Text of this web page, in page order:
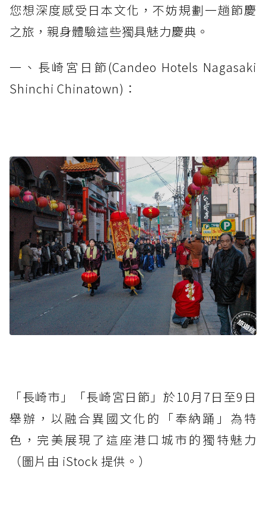
您想深度感受日本文化，不妨規劃一趟節慶
之旅，親身體驗這些獨具魅力慶典。
一、長崎宮日節(Candeo Hotels Nagasaki
Shinchi Chinatown)：
「長崎市」「長崎宮日節」於10月7日至9日
舉辦，以融合異國文化的「奉納踊」為特
色，完美展現了這座港口城市的獨特魅力
（圖片由 iStock 提供。）